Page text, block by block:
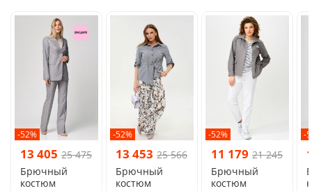
-52%
13 405 25 475
Брючный
костюм
-52%
13 453 25 566
Брючный
костюм
-52%
11 179 21 245
Брючный
костюм
-